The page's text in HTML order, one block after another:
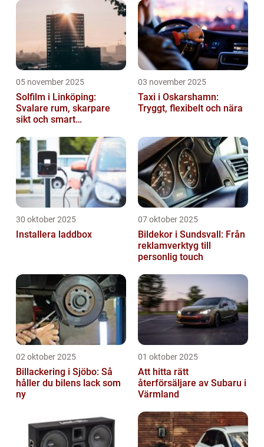
05 november 2025
Solfilm i Linköping:
Svalare rum, skarpare
sikt och smart
03 november 2025
Taxi i Oskarshamn:
Tryggt, flexibelt och nära
30 oktober 2025
Installera laddbox
07 oktober 2025
Bildekor i Sundsvall: Från
reklamverktyg till
personlig touch
02 oktober 2025
Billackering i Sjöbo: Så
håller du bilens lack som
ny
01 oktober 2025
Att hitta rätt
återförsäljare av Subaru i
Värmland